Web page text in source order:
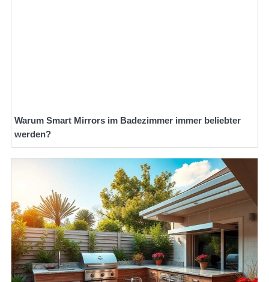
Warum Smart Mirrors im Badezimmer immer beliebter
werden?